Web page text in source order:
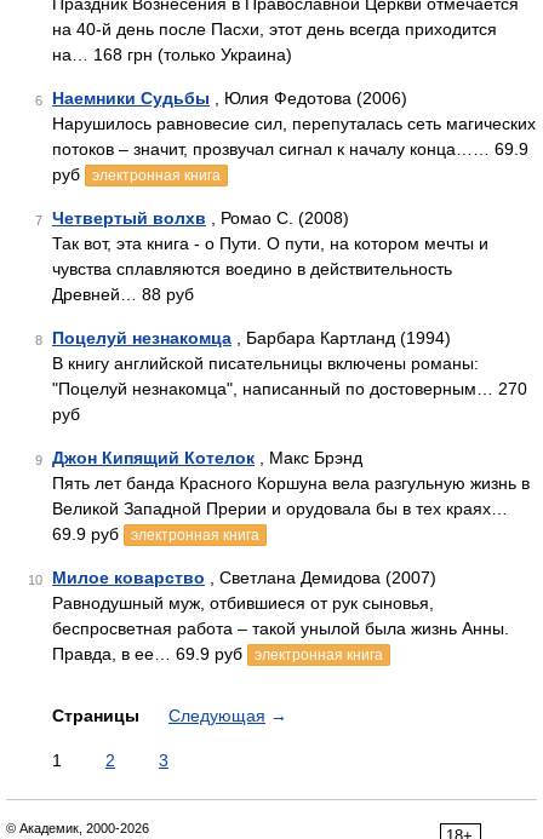
на 40-й день после Пасхи, этот день всегда приходится
на… 168 грн (только Украина)
6 Наемники Судьбы , Юлия Федотова (2006)
Нарушилось равновесие сил, перепуталась сеть магических
потоков – значит, прозвучал сигнал к началу конца…… 69.9
руб
электронная книга
7 Четвертый волхв , Ромао С. (2008)
Так вот, эта книга - о Пути. О пути, на котором мечты и
чувства сплавляются воедино в действительность
Древней… 88 руб
8 Поцелуй незнакомца , Барбара Картланд (1994)
В книгу английской писательницы включены романы:
"Поцелуй незнакомца", написанный по достоверным… 270
руб
9 Джон Кипящий Котелок , Макс Брэнд
Пять лет банда Красного Коршуна вела разгульную жизнь в
Великой Западной Прерии и орудовала бы в тех краях…
69.9 руб
электронная книга
10 Милое коварство , Светлана Демидова (2007)
Равнодушный муж, отбившиеся от рук сыновья,
беспросветная работа – такой унылой была жизнь Анны.
Правда, в ее… 69.9 руб
электронная книга
Страницы Следующая →
1 2 3
© Академик, 2000-2026